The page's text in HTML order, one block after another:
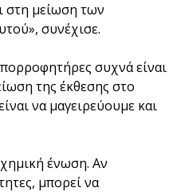
στη μείωση των
συνέχισε.
συχνά είναι
της έκθεσης στο
να μαγειρεύουμε και
χημική ένωση. Αν
μπορεί να